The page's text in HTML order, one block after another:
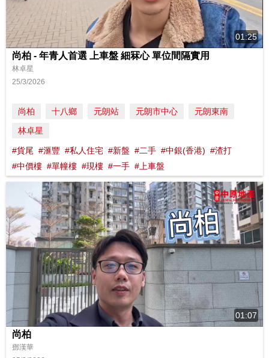
01:25
尚柏 - 年青人首選 上車盤 細冧心 單位間隔實用
林卓星
25/3/2026
尚柏 十八鄉 元朗站 元朗市中心
元朗東南
林卓星
#貨尾 #滙豐 #私人住宅 #新盤 #二手 #中銀(香港) #渣打
#中價樓 #單幢樓 #現樓 #一手 #上車盤
01:07
尚柏
鄧漢華